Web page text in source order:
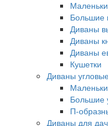
Большие
Диваны
Диваны
Диваны
Кушетки
Диваны
Большие
П-
Диваны для